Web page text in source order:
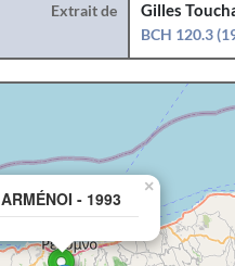
Extrait de
Gilles
BCH 120.3
ARMÉNOI - 1993
×